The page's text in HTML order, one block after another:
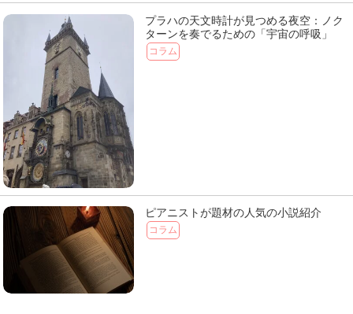
プラハの天文時計が見つめる夜空：ノク
ターンを奏でるための「宇宙の呼吸」
コラム
ピアニストが題材の人気の小説紹介
コラム